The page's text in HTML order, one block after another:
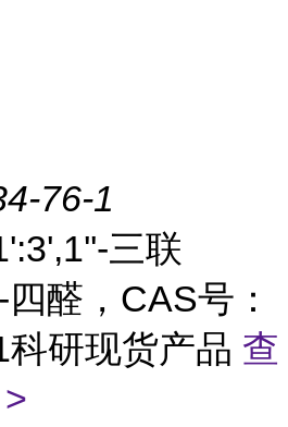
76-1
三联
醛，CAS号：
研现货产品 查